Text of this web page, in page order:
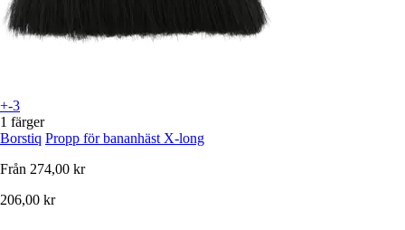
+-3
1 färger
Borstiq Propp för bananhäst X-long
Från 274,00 kr
206,00 kr